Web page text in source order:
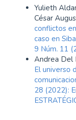
Yulieth
César
conflictos
caso en
9 Núm. 11
Andrea Del
El universo
28 (2022):